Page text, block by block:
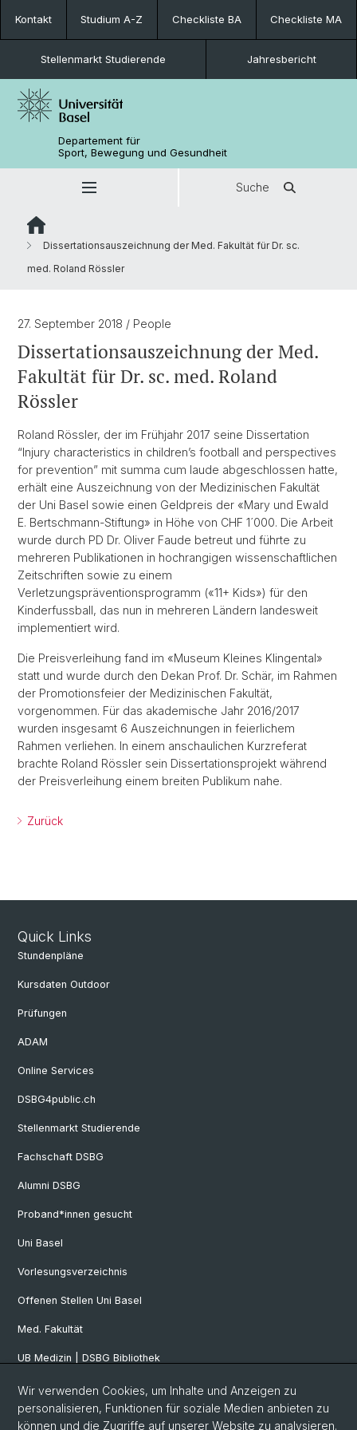
Kontakt Studium A-Z Checkliste BA Checkliste MA
Stellenmarkt Studierende Jahresbericht
Departement für
Sport, Bewegung und Gesundheit
Suche
Dissertationsauszeichnung der Med. Fakultät für Dr. sc.
med. Roland Rössler
27. September 2018 / People
Dissertationsauszeichnung der Med.
Fakultät für Dr. sc. med. Roland
Rössler
Roland Rössler, der im Frühjahr 2017 seine Dissertation
“Injury characteristics in children’s football and perspectives
for prevention” mit summa cum laude abgeschlossen hatte,
erhält eine Auszeichnung von der Medizinischen Fakultät
der Uni Basel sowie einen Geldpreis der «Mary und Ewald
E. Bertschmann-Stiftung» in Höhe von CHF 1´000. Die Arbeit
wurde durch PD Dr. Oliver Faude betreut und führte zu
mehreren Publikationen in hochrangigen wissenschaftlichen
Zeitschriften sowie zu einem
Verletzungspräventionsprogramm («11+ Kids») für den
Kinderfussball, das nun in mehreren Ländern landesweit
implementiert wird.
Die Preisverleihung fand im «Museum Kleines Klingental»
statt und wurde durch den Dekan Prof. Dr. Schär, im Rahmen
der Promotionsfeier der Medizinischen Fakultät,
vorgenommen. Für das akademische Jahr 2016/2017
wurden insgesamt 6 Auszeichnungen in feierlichem
Rahmen verliehen. In einem anschaulichen Kurzreferat
brachte Roland Rössler sein Dissertationsprojekt während
der Preisverleihung einem breiten Publikum nahe.
Zurück
Quick Links
Stundenpläne
Kursdaten Outdoor
Prüfungen
ADAM
Online Services
DSBG4public.ch
Stellenmarkt Studierende
Fachschaft DSBG
Alumni DSBG
Proband*innen gesucht
Uni Basel
Vorlesungsverzeichnis
Offenen Stellen Uni Basel
Med. Fakultät
UB Medizin | DSBG Bibliothek
Social Media
Wir verwenden Cookies, um Inhalte und Anzeigen zu
personalisieren, Funktionen für soziale Medien anbieten zu
können und die Zugriffe auf unserer Website zu analysieren.